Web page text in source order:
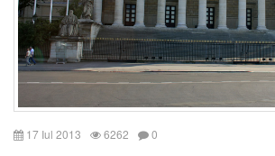
17 Iul 2013 6262 0